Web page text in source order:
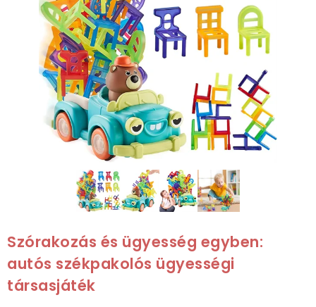
Szórakozás és ügyesség egyben:
autós székpakolós ügyességi
társasjáték